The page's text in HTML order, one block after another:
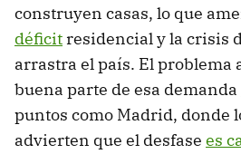
construyen casas, lo que
déficit residencial y la crisis
arrastra el país. El problema
buena parte de esa demanda
puntos como Madrid, donde
advierten que el desfase es